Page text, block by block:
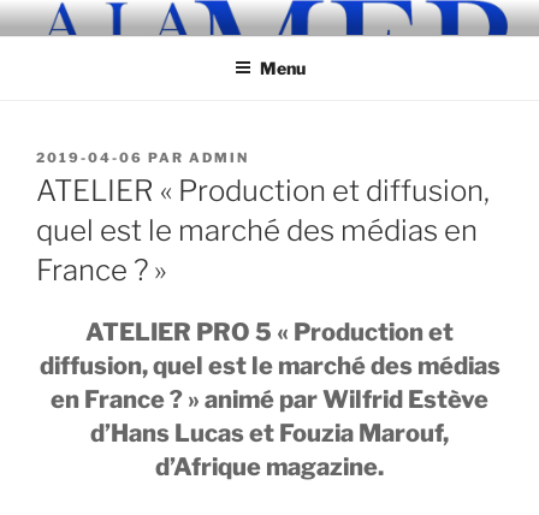
Aller
au
Menu
PUBLIÉ
LE
2019-04-06 PAR ADMIN
ATELIER « Production et diffusion,
quel est le marché des médias en
France ? »
ATELIER PRO 5 « Production et
diffusion, quel est le marché des médias
en France ? » animé par Wilfrid Estève
d’Hans Lucas et Fouzia Marouf,
d’Afrique magazine.